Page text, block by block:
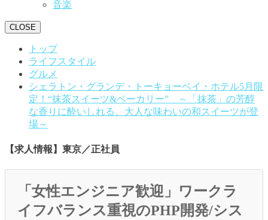
音楽
CLOSE
トップ
ライフスタイル
グルメ
シェラトン・グランデ・トーキョーベイ・ホテル5月限
定！“抹茶スイーツ&ベーカリー” ～「抹茶」の芳醇
な香りに酔いしれる、大人な味わいの和スイーツが登
場～
【求人情報】東京／正社員
「女性エンジニア歓迎」ワークラ
イフバランス重視のPHP開発/シス